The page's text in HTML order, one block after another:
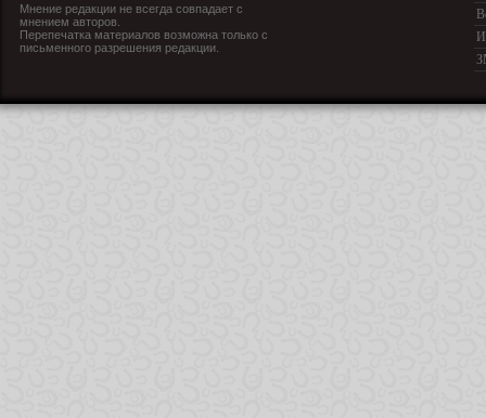
Мнение редакции не всегда совпадает с
мнением авторов.
Перепечатка материалов возможна только с
письменного разрешения редакции.